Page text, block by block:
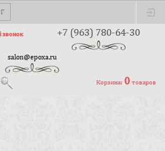
звонок +7 (963) 780-64-30
salon@epoxa.ru
Корзина: 0 товаров